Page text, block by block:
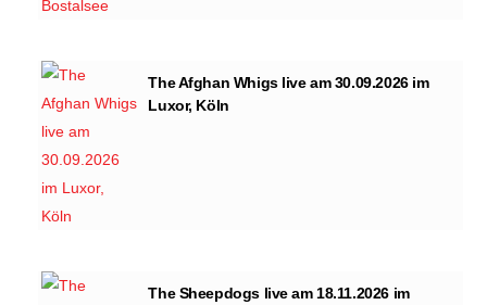
The Afghan Whigs live am 30.09.2026 im
Luxor, Köln
The Sheepdogs live am 18.11.2026 im